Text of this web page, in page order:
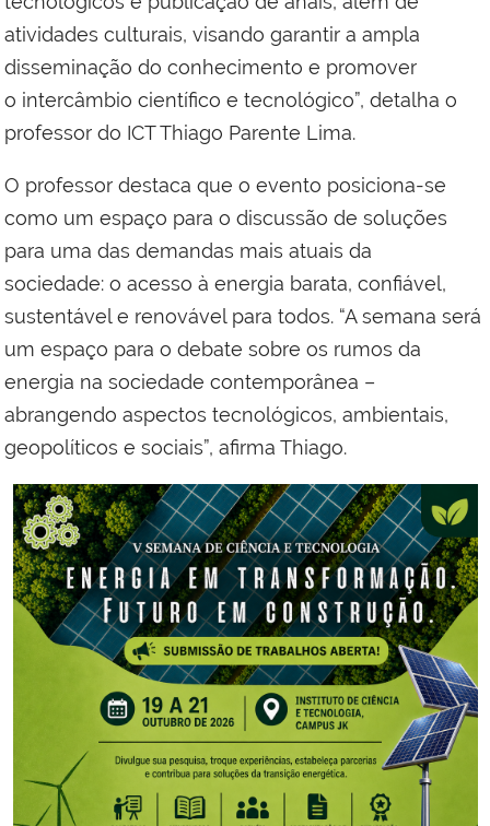
atividades culturais, visando garantir a ampla
disseminação do conhecimento e promover
o intercâmbio científico e tecnológico”, detalha o
professor do ICT Thiago Parente Lima.
O professor destaca que o evento posiciona-se
como um espaço para o discussão de soluções
para uma das demandas mais atuais da
sociedade: o acesso à energia barata, confiável,
sustentável e renovável para todos. “A semana será
um espaço para o debate sobre os rumos da
energia na sociedade contemporânea –
abrangendo aspectos tecnológicos, ambientais,
geopolíticos e sociais”, afirma Thiago.